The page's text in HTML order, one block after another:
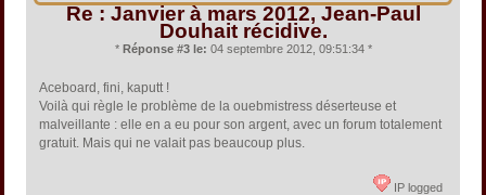
Re : Janvier à mars 2012, Jean-Paul
Douhait récidive.
* Réponse #3 le: 04 septembre 2012, 09:51:34 *
Aceboard, fini, kaputt !
Voilà qui règle le problème de la ouebmistress déserteuse et
malveillante : elle en a eu pour son argent, avec un forum totalement
gratuit. Mais qui ne valait pas beaucoup plus.
IP logged